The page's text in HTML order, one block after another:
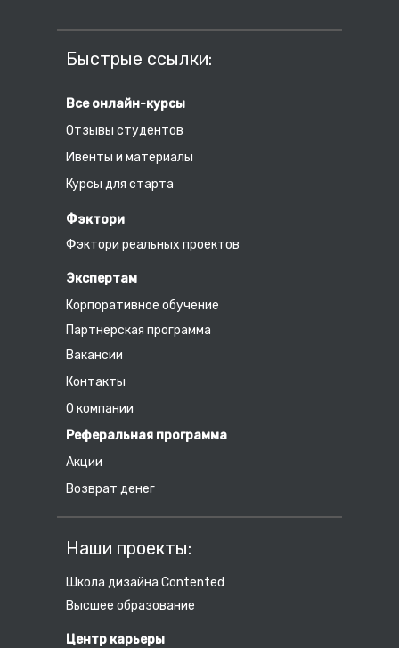
Экспертам
Партнерская программа
Контакты
Школа дизайна Contented
Ивенты и материалы
Отзывы студентов
Все онлайн-курсы
Быстрые ссылки:
Наши проекты:
Высшее образование
Корпоративное обучение
Вакансии
Центр карьеры
Акции
Реферальная программа
Курсы для старта
Фэктори
Фэктори реальных проектов
Возврат денег
О компании